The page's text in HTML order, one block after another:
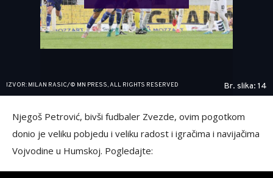
IZVOR: MILAN RASIC/© MN PRESS, ALL RIGHTS RESERVED Br. slika: 14
Njegoš Petrović, bivši fudbaler Zvezde, ovim pogotkom
donio je veliku pobjedu i veliku radost i igračima i navijačima
Vojvodine u Humskoj. Pogledajte: